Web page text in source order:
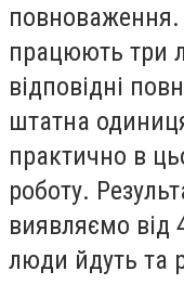
повноваження.
працюють три
відповідні
штатна
практично в
роботу.
виявляємо від
люди йдуть та